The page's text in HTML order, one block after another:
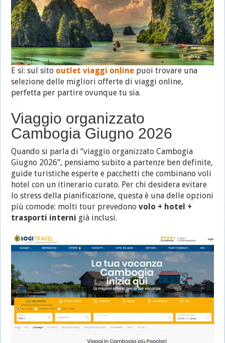
E sì: sul sito outlet viaggi online puoi trovare una
selezione delle migliori offerte di viaggi online,
perfetta per partire ovunque tu sia.
Viaggio organizzato
Cambogia Giugno 2026
Quando si parla di “viaggio organizzato Cambogia
Giugno 2026”, pensiamo subito a partenze ben definite,
guide turistiche esperte e pacchetti che combinano voli
hotel con un itinerario curato. Per chi desidera evitare
lo stress della pianificazione, questa è una delle opzioni
più comode: molti tour prevedonovolo + hotel +
trasporti interni già inclusi.